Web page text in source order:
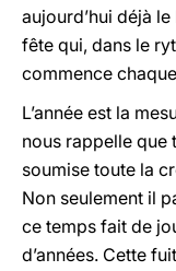
aujourd’hui déjà
fête qui, dans le
commence
L’année est la
nous rappelle que
soumise toute la
Non seulement il
ce temps fait de
d’années. Cette